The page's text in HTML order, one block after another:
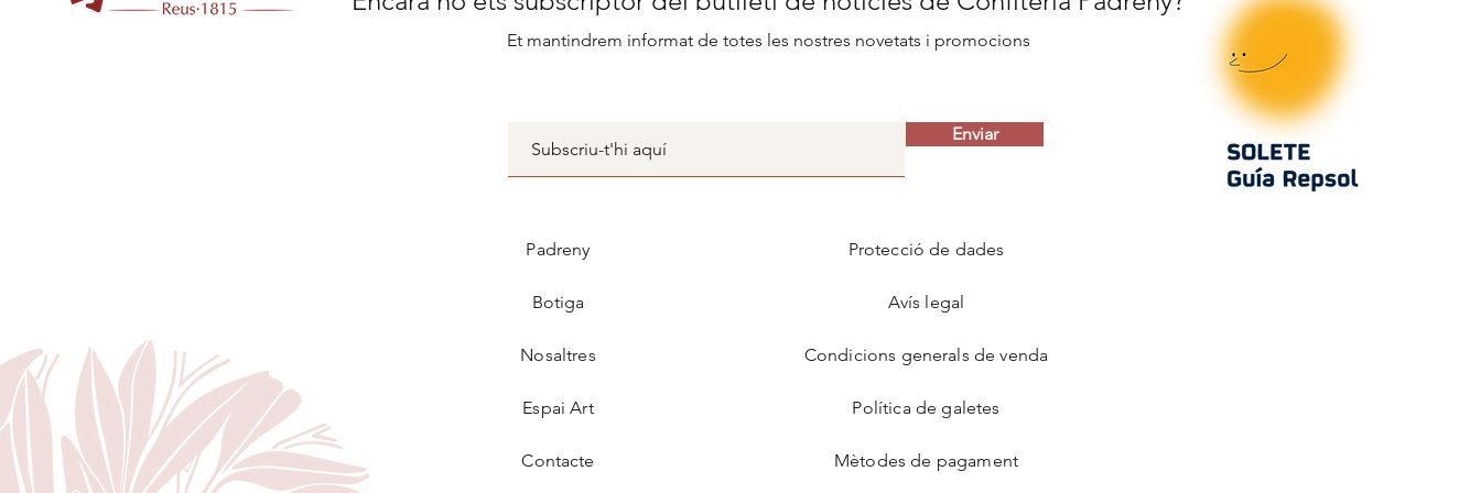
Padreny
Botiga
Nosaltres
Espai Art
Contacte
Protecció de dades
Avís legal
Condicions generals de venda
Política de galetes
Mètodes de pagament
Enviar
Et mantindrem informat de totes les nostres novetats i promocions